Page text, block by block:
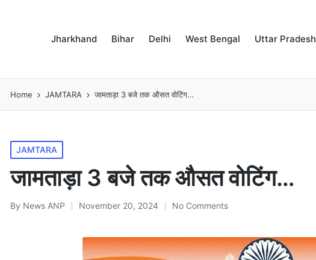
Jharkhand Bihar Delhi West Bengal Uttar Pradesh
Home JAMTARA जामताड़ा 3 बजे तक औसत वोटिंग…
Posted
in
JAMTARA
जामताड़ा 3 बजे तक औसत वोटिंग…
Posted
By News ANP November 20, 2024 No Comments